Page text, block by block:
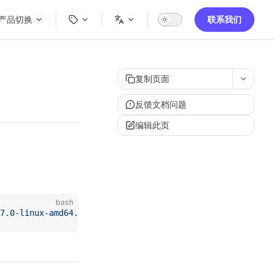
品切换 联系我们
复制页面
反馈文档问题
编辑此页
bash
linux-amd64.tar.gz